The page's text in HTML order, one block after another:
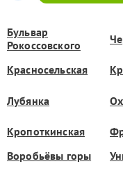
Бульвар
Рокоссовского
Красносельская
Лубянка
Кропоткинская
Воробьёвы горы